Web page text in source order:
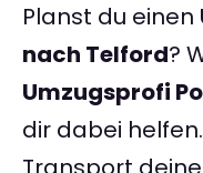
Planst du einen
nach Telford?
Umzugsprofi
dir dabei